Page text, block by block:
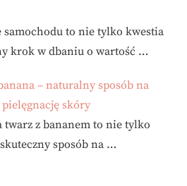
samochodu to nie tylko kwestia
krok w dbaniu o wartość …
– naturalny sposób na
skóry
twarz z bananem to nie tylko
sposób na …